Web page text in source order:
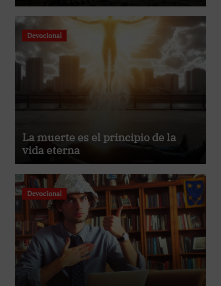
Devocional
La muerte es el principio de la
vida eterna
Devocional